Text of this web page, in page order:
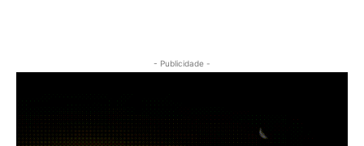
- Publicidade -